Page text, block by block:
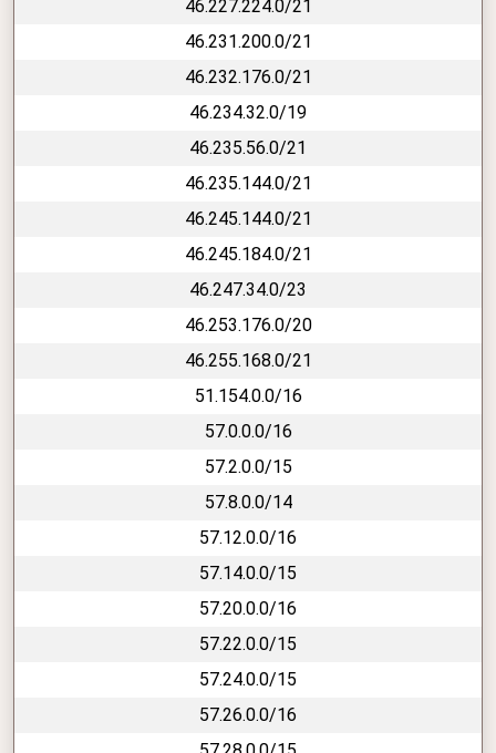
46.227.224.0/21
46.231.200.0/21
46.232.176.0/21
46.234.32.0/19
46.235.56.0/21
46.235.144.0/21
46.245.144.0/21
46.245.184.0/21
46.247.34.0/23
46.253.176.0/20
46.255.168.0/21
51.154.0.0/16
57.0.0.0/16
57.2.0.0/15
57.8.0.0/14
57.12.0.0/16
57.14.0.0/15
57.20.0.0/16
57.22.0.0/15
57.24.0.0/15
57.26.0.0/16